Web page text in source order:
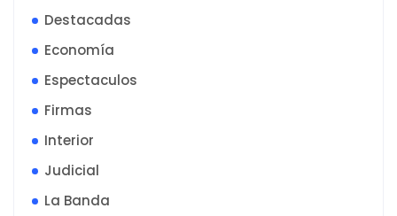
Destacadas
Economía
Espectaculos
Firmas
Interior
Judicial
La Banda